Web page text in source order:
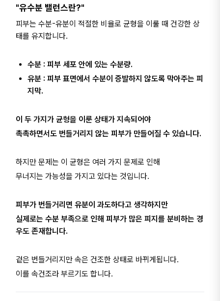
"유수분 밸런스란?"
피부는 수분-유분이 적절한 비율로 균형을 이룰 때 건강한 상
태를 유지합니다.
수분 : 피부 세포 안에 있는 수분량.
유분 : 피부 표면에서 수분이 증발하지 않도록 막아주는 피
지막.
이 두 가지가 균형을 이룬 상태가 지속되어야
촉촉하면서도 번들거리지 않는 피부가 만들어질 수 있습니다.
하지만 문제는 이 균형은 여러 가지 문제로 인해
무너지는 가능성을 가지고 있다는 것입니다.
피부가 번들거리면 유분이 과도하다고 생각하지만
실제로는 수분 부족으로 인해 피부가 많은 피지를 분비하는 경
우도 존재합니다.
겉은 번들거리지만 속은 건조한 상태로 바뀌게됩니다.
이를 속건조라 부르기도 합니다.